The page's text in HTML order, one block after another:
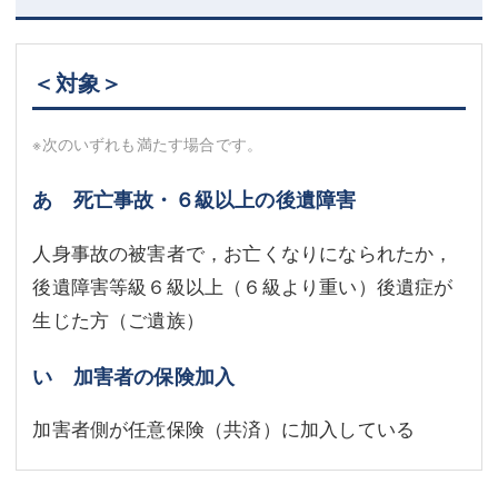
＜対象＞
※次のいずれも満たす場合です。
あ 死亡事故・６級以上の後遺障害
人身事故の被害者で，お亡くなりになられたか，
後遺障害等級６級以上（６級より重い）後遺症が
生じた方（ご遺族）
い 加害者の保険加入
加害者側が任意保険（共済）に加入している